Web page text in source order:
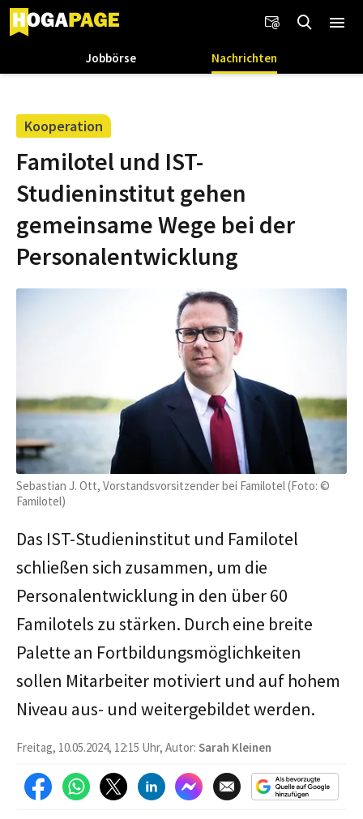
Jobbörse Nachrichten
Kooperation
Familotel und IST-
Studieninstitut gehen
gemeinsame Wege bei der
Personalentwicklung
Sebastian J. Ott, Vorstandsvorsitzender bei Familotel (Foto: ©
Familotel)
Das IST-Studieninstitut und Familotel
schließen sich zusammen, um die
Personalentwicklung in den über 60
Familotels zu stärken. Durch eine breite
Palette an Fortbildungsmöglichkeiten
sollen Mitarbeiter motiviert und auf hohem
Niveau aus- und weitergebildet werden.
Freitag, 10.05.2024, 12:15 Uhr, Autor: Sarah Kleinen